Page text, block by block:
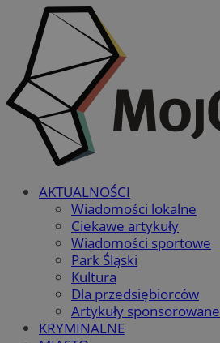
AKTUALNOŚCI
Wiadomości lokalne
Ciekawe artykuły
Wiadomości sportowe
Park Śląski
Kultura
Dla przedsiębiorców
Artykuły sponsorowane
KRYMINALNE